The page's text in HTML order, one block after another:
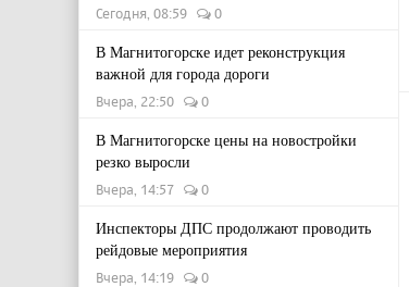
Сегодня, 08:59 0
В Магнитогорске идет реконструкция
важной для города дороги
Вчера, 22:50 0
В Магнитогорске цены на новостройки
резко выросли
Вчера, 14:57 0
Инспекторы ДПС продолжают проводить
рейдовые мероприятия
Вчера, 14:19 0